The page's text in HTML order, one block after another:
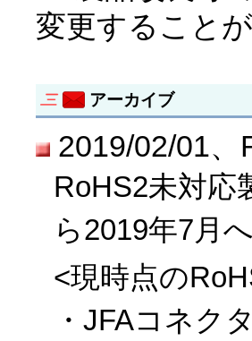
変更すること
アーカイブ
2019/02/01
RoHS2未対応
ら2019年7月
<現時点の
・JFAコネク